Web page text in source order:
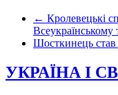
← Кролевецькі
Всеукраїнському
Шосткинець став
УКРАЇНА І